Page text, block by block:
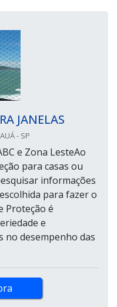
JANELAS
- SP
e Zona LesteAo
para casas ou
informações
para fazer o
Proteção é
e
no desempenho das